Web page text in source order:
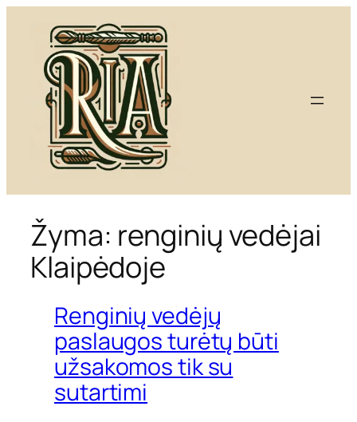
turinio
Žyma: renginių vedėjai
Klaipėdoje
Renginių vedėjų
paslaugos turėtų būti
užsakomos tik su
sutartimi